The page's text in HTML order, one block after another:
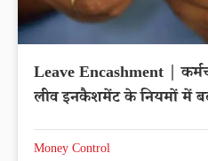
Leave Encashment |
लीव इनकैशमेंट के नियमों में
Money Control